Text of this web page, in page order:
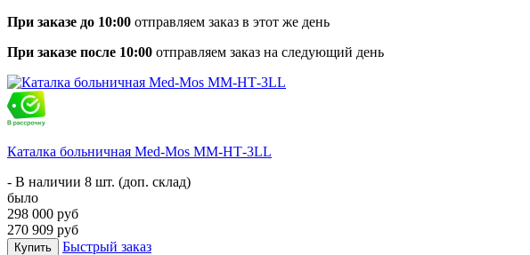
При заказе до 10:00 отправляем заказ в этот же день
При заказе после 10:00 отправляем заказ на следующий день
Каталка больничная Med-Mos ММ-НТ-3LL
- В наличии 8 шт. (доп. склад)
было
298 000 руб
270 909 руб
Купить
Быстрый заказ